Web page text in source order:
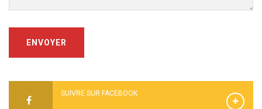
ENVOYER
SUIVRE SUR FACEBOOK